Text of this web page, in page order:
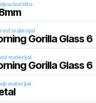
kućišta
mm
materijal
Gorilla Glass 6
materijal
Gorilla Glass 6
materijal